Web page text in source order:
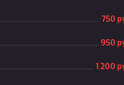
750
950
1 200